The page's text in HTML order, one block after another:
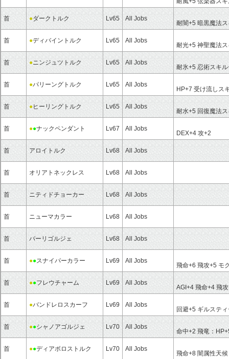
首 ●ダークトルク Lv65 All Jobs
耐闇+5 暗黒魔法
首 ●ディバイントルク Lv65 All Jobs
耐光+5 神聖魔法
首 ●ニンジュツトルク Lv65 All Jobs
耐氷+5 忍術スキ
首 ●パリーングトルク Lv65 All Jobs
HP+7 受け流しス
首 ●ヒーリングトルク Lv65 All Jobs
耐水+5 回復魔法
首 ●●ナックペンダント Lv67 All Jobs
DEX+4 攻+2
首 アロイトルク Lv68 All Jobs
首 オリアトネックレス Lv68 All Jobs
首 ニティドチョーカー Lv68 All Jobs
首 ニューマカラー Lv68 All Jobs
首 バーリゴルジェ Lv68 All Jobs
首 ●●スナイパーカラー Lv69 All Jobs
飛命+6 飛攻+5 モ
首 ●●フレウチャーム Lv69 All Jobs
AGI+4 飛命+4 飛
首 ●バンドレロスカーフ Lv69 All Jobs
回避+5 ギルステ
首 ●●シャノアゴルジェ Lv70 All Jobs
命中+2 飛竜：
首 ●●ディアボロストルク Lv70 All Jobs
飛命+8 闇属性天